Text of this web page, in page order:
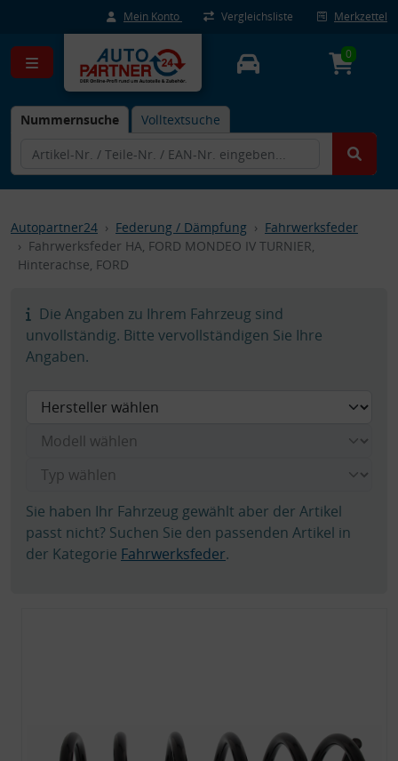
Mein Konto Vergleichsliste Merkzettel
Nummernsuche Volltextsuche
0
Autopartner24 Federung / Dämpfung
Fahrwerksfeder
Fahrwerksfeder HA, FORD MONDEO IV TURNIER,
Hinterachse, FORD
Die Angaben zu Ihrem Fahrzeug sind
unvollständig. Bitte vervollständigen Sie Ihre
Angaben.
Sie haben Ihr Fahrzeug gewählt aber der Artikel
passt nicht? Suchen Sie den passenden Artikel in
der Kategorie Fahrwerksfeder.